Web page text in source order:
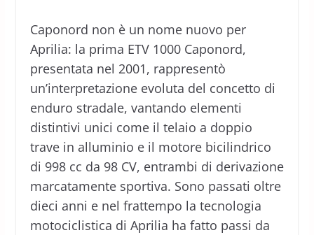
Caponord non è un nome nuovo per
Aprilia: la prima ETV 1000 Caponord,
presentata nel 2001, rappresentò
un’interpretazione evoluta del concetto di
enduro stradale, vantando elementi
distintivi unici come il telaio a doppio
trave in alluminio e il motore bicilindrico
di 998 cc da 98 CV, entrambi di derivazione
marcatamente sportiva. Sono passati oltre
dieci anni e nel frattempo la tecnologia
motociclistica di Aprilia ha fatto passi da